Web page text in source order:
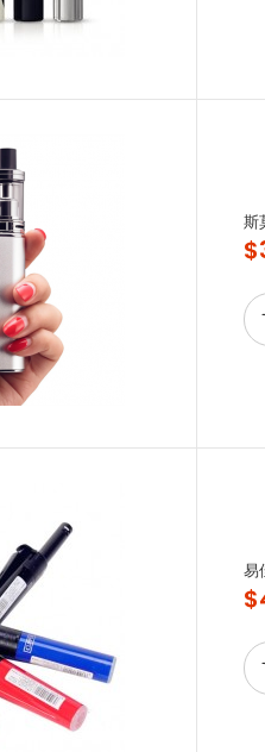
斯
易